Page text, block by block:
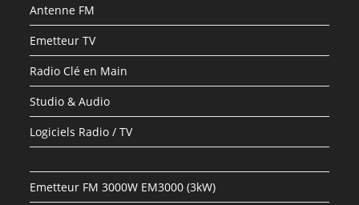
Antenne FM
Emetteur TV
Radio Clé en Main
Studio & Audio
Logiciels Radio / TV
Emetteur FM 3000W EM3000 (3kW)